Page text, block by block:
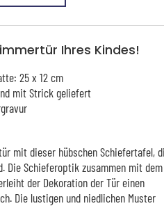
Ihres Kindes!
25 x 12 cm
mit Strick geliefert
mit dieser hübschen Schiefertafel,
Die Schieferoptik zusammen mit dem
der Dekoration der Tür einen
Die lustigen und niedlichen Muster